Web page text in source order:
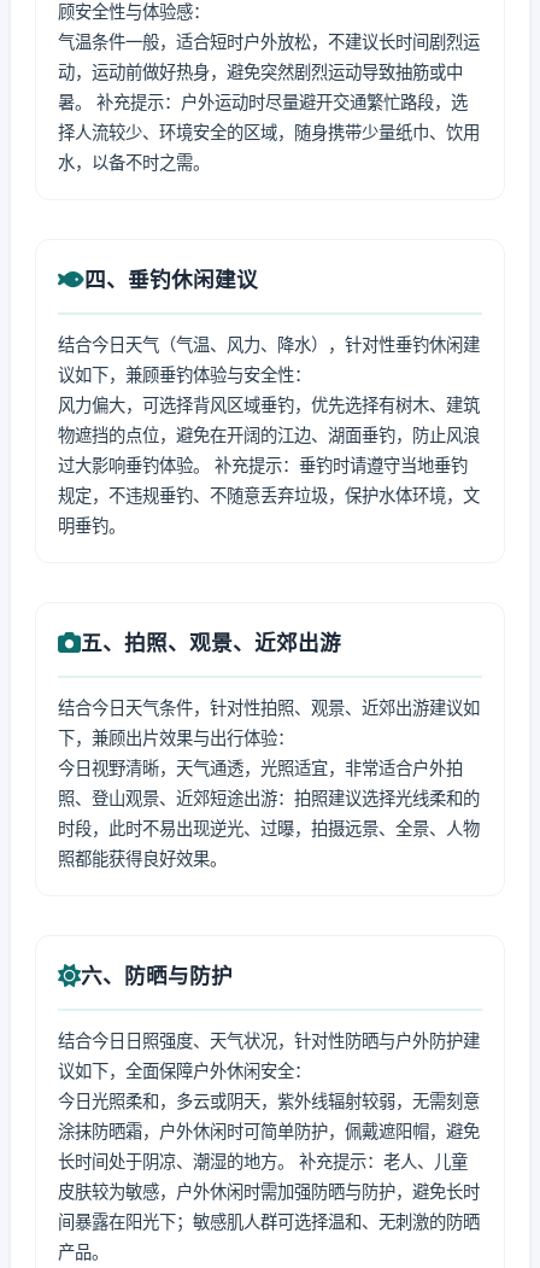
顾安全性与体验感：
气温条件一般，适合短时户外放松，不建议长时间剧烈运
动，运动前做好热身，避免突然剧烈运动导致抽筋或中
暑。 补充提示：户外运动时尽量避开交通繁忙路段，选
择人流较少、环境安全的区域，随身携带少量纸巾、饮用
水，以备不时之需。
四、垂钓休闲建议
结合今日天气（气温、风力、降水），针对性垂钓休闲建
议如下，兼顾垂钓体验与安全性：
风力偏大，可选择背风区域垂钓，优先选择有树木、建筑
物遮挡的点位，避免在开阔的江边、湖面垂钓，防止风浪
过大影响垂钓体验。 补充提示：垂钓时请遵守当地垂钓
规定，不违规垂钓、不随意丢弃垃圾，保护水体环境，文
明垂钓。
五、拍照、观景、近郊出游
结合今日天气条件，针对性拍照、观景、近郊出游建议如
下，兼顾出片效果与出行体验：
今日视野清晰，天气通透，光照适宜，非常适合户外拍
照、登山观景、近郊短途出游：拍照建议选择光线柔和的
时段，此时不易出现逆光、过曝，拍摄远景、全景、人物
照都能获得良好效果。
六、防晒与防护
结合今日日照强度、天气状况，针对性防晒与户外防护建
议如下，全面保障户外休闲安全：
今日光照柔和，多云或阴天，紫外线辐射较弱，无需刻意
涂抹防晒霜，户外休闲时可简单防护，佩戴遮阳帽，避免
长时间处于阴凉、潮湿的地方。 补充提示：老人、儿童
皮肤较为敏感，户外休闲时需加强防晒与防护，避免长时
间暴露在阳光下；敏感肌人群可选择温和、无刺激的防晒
产品。